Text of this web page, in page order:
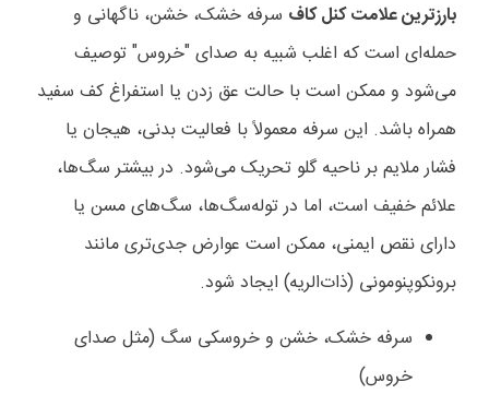
بارزترین علامت کنل کاف سرفه خشک، خشن، ناگهانی و
حمله‌ای است که اغلب شبیه به صدای "خروس" توصیف
می‌شود و ممکن است با حالت عق زدن یا استفراغ کف سفید
همراه باشد. این سرفه معمولاً با فعالیت بدنی، هیجان یا
فشار ملایم بر ناحیه گلو تحریک می‌شود. در بیشتر سگ‌ها،
علائم خفیف است، اما در توله‌سگ‌ها، سگ‌های مسن یا
دارای نقص ایمنی، ممکن است عوارض جدی‌تری مانند
برونکوپنومونی (ذات‌الریه) ایجاد شود.
سرفه خشک، خشن و خروسکی سگ (مثل صدای
خروس)